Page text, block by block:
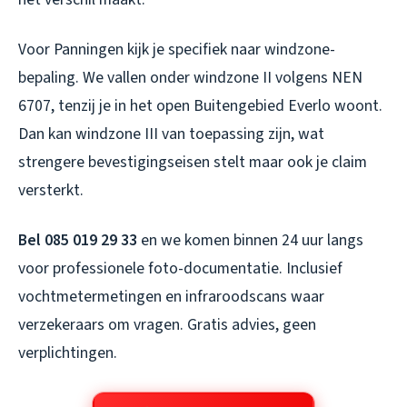
Voor Panningen kijk je specifiek naar windzone-
bepaling. We vallen onder windzone II volgens NEN
6707, tenzij je in het open Buitengebied Everlo woont.
Dan kan windzone III van toepassing zijn, wat
strengere bevestigingseisen stelt maar ook je claim
versterkt.
Bel 085 019 29 33 en we komen binnen 24 uur langs
voor professionele foto-documentatie. Inclusief
vochtmetermetingen en infraroodscans waar
verzekeraars om vragen. Gratis advies, geen
verplichtingen.